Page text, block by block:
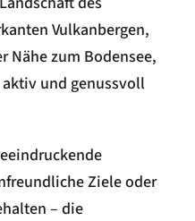
Vulkanbergen,
Nähe zum Bodensee,
und genussvoll
Ziele oder
– die